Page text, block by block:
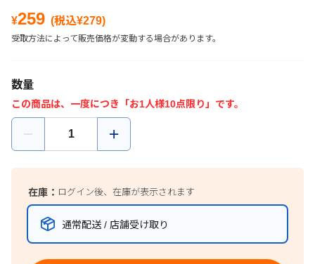
¥259 (税込¥279)
受取方法によって販売価格が変動する場合があります。
数量
この商品は、一度につき「お1人様10点限り」です。
在庫： ログイン後、在庫が表示されます
通常配送 / 店舗受け取り